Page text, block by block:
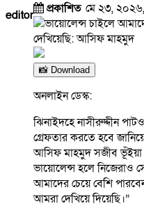
editor প্রকাশিত মে ২৩, ২০২৬,
📸 Download
অনলাইন ডেস্ক:
ঝিনাইদহে নাসীরুদ্দীন
গ্রেফতার করতে হবে
আসিফ মাহমুদ সজীব ভূঁইয়া
ভায়োলেন্স হলে নিজেরাও
আমাদের চেয়ে বেশি
আমরা দেখিয়ে দিয়েছি।”